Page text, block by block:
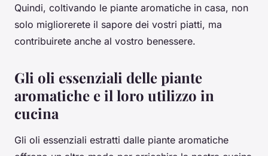
Quindi, coltivando le piante aromatiche in casa, non
solo migliorerete il sapore dei vostri piatti, ma
contribuirete anche al vostro benessere.
Gli oli essenziali delle piante
aromatiche e il loro utilizzo in
cucina
Gli oli essenziali estratti dalle piante aromatiche